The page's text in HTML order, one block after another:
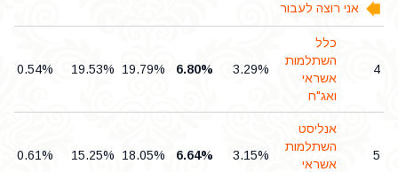
אני רוצה לעבור
4
כלל
השתלמות
אשראי
ואג"ח
3.29%
6.80%
19.79%
19.53%
0.54%
5
אנליסט
השתלמות
אשראי
3.15%
6.64%
18.05%
15.25%
0.61%